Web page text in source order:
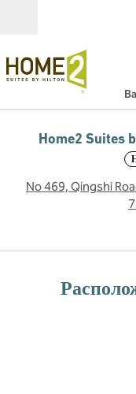
Home2 Suites
No 469, Qingshi